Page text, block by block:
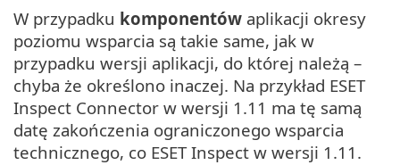
W przypadku komponentów aplikacji okresy
poziomu wsparcia są takie same, jak w
przypadku wersji aplikacji, do której należą –
chyba że określono inaczej. Na przykład ESET
Inspect Connector w wersji 1.11 ma tę samą
datę zakończenia ograniczonego wsparcia
technicznego, co ESET Inspect w wersji 1.11.